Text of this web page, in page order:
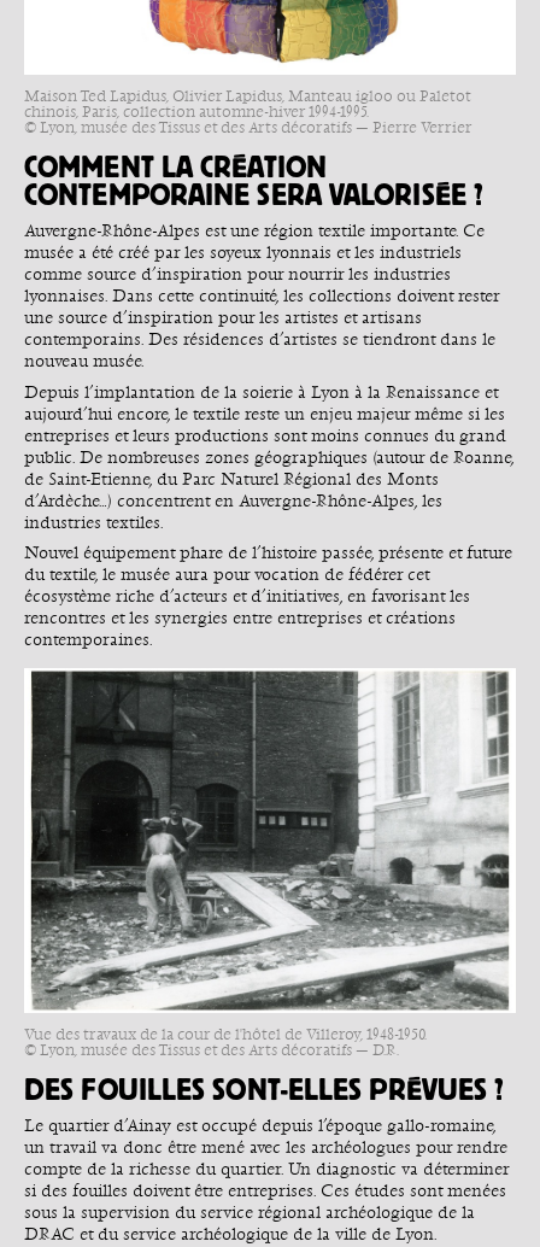
Maison Ted Lapidus, Olivier Lapidus, Manteau igloo ou Paletot
chinois, Paris, collection automne-hiver 1994-1995.
© Lyon, musée des Tissus et des Arts décoratifs — Pierre Verrier
COMMENT LA CRÉATION
CONTEMPORAINE SERA VALORISÉE ?
Auvergne-Rhône-Alpes est une région textile importante. Ce
musée a été créé par les soyeux lyonnais et les industriels
comme source d’inspiration pour nourrir les industries
lyonnaises. Dans cette continuité, les collections doivent rester
une source d’inspiration pour les artistes et artisans
contemporains. Des résidences d’artistes se tiendront dans le
nouveau musée.
Depuis l’implantation de la soierie à Lyon à la Renaissance et
aujourd’hui encore, le textile reste un enjeu majeur même si les
entreprises et leurs productions sont moins connues du grand
public. De nombreuses zones géographiques (autour de Roanne,
de Saint-Etienne, du Parc Naturel Régional des Monts
d’Ardèche…) concentrent en Auvergne-Rhône-Alpes, les
industries textiles.
Nouvel équipement phare de l’histoire passée, présente et future
du textile, le musée aura pour vocation de fédérer cet
écosystème riche d’acteurs et d’initiatives, en favorisant les
rencontres et les synergies entre entreprises et créations
contemporaines.
Vue des travaux de la cour de l'hôtel de Villeroy, 1948-1950.
© Lyon, musée des Tissus et des Arts décoratifs — D.R.
DES FOUILLES SONT-ELLES PRÉVUES ?
Le quartier d’Ainay est occupé depuis l’époque gallo-romaine,
un travail va donc être mené avec les archéologues pour rendre
compte de la richesse du quartier. Un diagnostic va déterminer
si des fouilles doivent être entreprises. Ces études sont menées
sous la supervision du service régional archéologique de la
DRAC et du service archéologique de la ville de Lyon.